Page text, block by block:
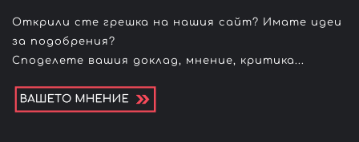
Открили сте грешка на нашия сайт? Имате идеи
за подобрения?
Споделете вашия доклад, мнение, критика...